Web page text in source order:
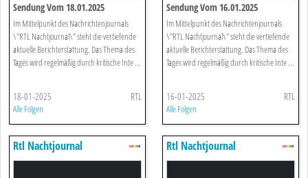
Sendung Vom 18.01.2025
Im Mittelpunkt des Nachrichtenjournals
\"RTL Nachtjournal\" steht die vertiefende
aktuelle Berichterstattung. Das Thema des
Tages wird regelmäßig durch kritische Inte ...
18-01-2025 RTL
Alle Folgen
Sendung Vom 16.01.2025
Im Mittelpunkt des Nachrichtenjournals
\"RTL Nachtjournal\" steht die vertiefende
aktuelle Berichterstattung. Das Thema des
Tages wird regelmäßig durch kritische Inte ...
16-01-2025 RTL
Alle Folgen
Rtl Nachtjournal Rtl Nachtjournal